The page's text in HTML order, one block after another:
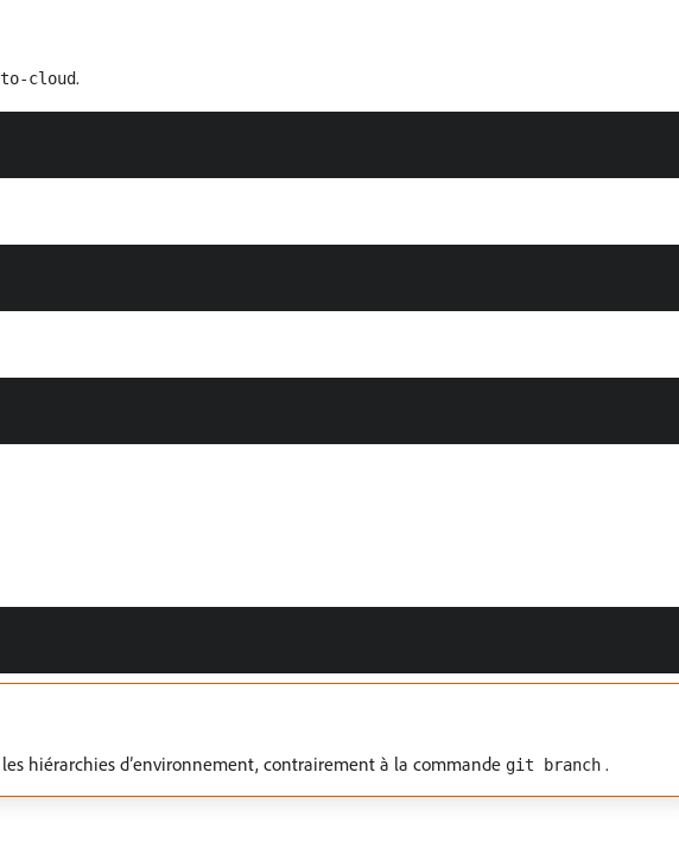
cloud.
hiérarchies d’environnement, contrairement à la commande git branch .